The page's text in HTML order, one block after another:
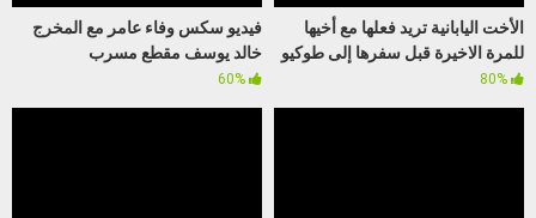
فيديو سكس وفاء عامر مع المخرج
خالد يوسف مقطع مسرب
الأخت اليابانية تريد فعلها مع أخيها
للمرة الاخيرة قبل سفرها إلى طوكيو